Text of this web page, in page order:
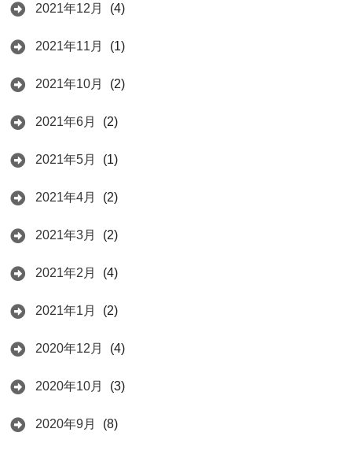
2021年12月 (4)
2021年11月 (1)
2021年10月 (2)
2021年6月 (2)
2021年5月 (1)
2021年4月 (2)
2021年3月 (2)
2021年2月 (4)
2021年1月 (2)
2020年12月 (4)
2020年10月 (3)
2020年9月 (8)